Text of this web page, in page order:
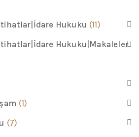
Hukuku (11)
Hukuku|Makaleler
(1)
(7)